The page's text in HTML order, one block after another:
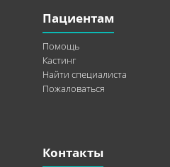
Пациентам
Помощь
Кастинг
Найти специалиста
Пожаловаться
Контакты